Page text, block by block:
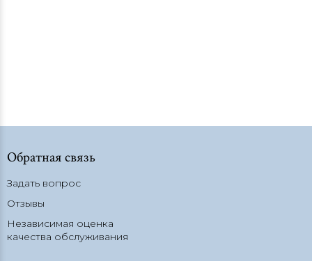
СОУТ
Обработка персональных данных
Обратная связь
Задать вопрос
Отзывы
Независимая оценка
качества обслуживания